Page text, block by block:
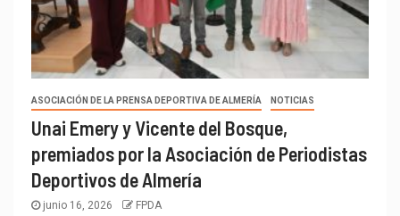
ASOCIACIÓN DE LA PRENSA DEPORTIVA DE ALMERÍA NOTICIAS
Unai Emery y Vicente del Bosque,
premiados por la Asociación de Periodistas
Deportivos de Almería
junio 16, 2026 FPDA